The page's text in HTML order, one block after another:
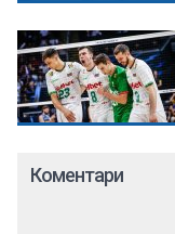
Коментари